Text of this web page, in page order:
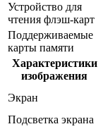
Устройство для
чтения флэш-карт
Поддерживаемые
карты памяти
Характеристики
изображения
Экран
Подсветка экрана